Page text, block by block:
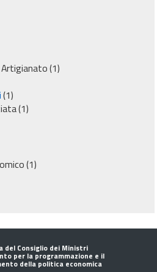
Artigianato(1)
(1)
(1)
(1)
del Consiglio dei Ministri
per la programmazione e il
della politica economica